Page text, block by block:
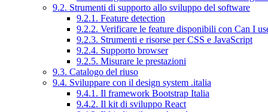
9.2. Strumenti di supporto allo sviluppo del software
9.2.1. Feature detection
9.2.2. Verificare le feature disponibili con Can I
9.2.3. Strumenti e risorse per CSS e JavaScript
9.2.4. Supporto browser
9.2.5. Misurare le prestazioni
9.3. Catalogo del riuso
9.4. Sviluppare con il design system .italia
9.4.1. Il framework Bootstrap Italia
9.4.2. Il kit di sviluppo React